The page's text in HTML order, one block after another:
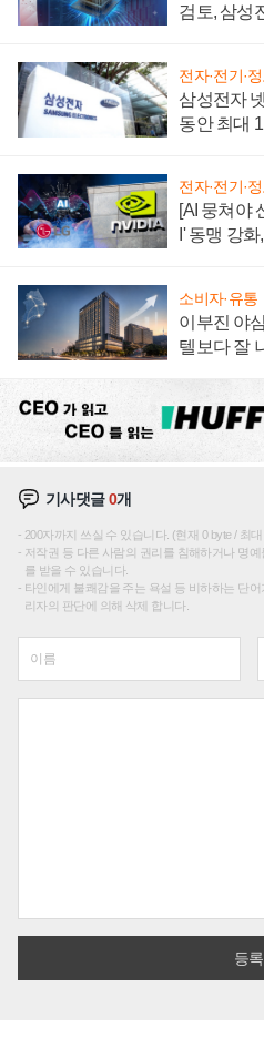
검토, 삼성
전자·전기·
삼성전자
동안 최대
전자·전기·
[AI 뭉쳐야
I' 동맹 강
소비자·유통
이부진 야
텔보다 잘
기사댓글0개
200자까지 쓰실 수 있습니다. (현재 0 byte / 최대
저작권 등 다른 사람의 권리를 침해하거나 명
를 받을 수 있습니다.
타인에게 불쾌감을 주는 욕설 등 비하하는 단
리자의 판단에 의해 삭제 합니다.